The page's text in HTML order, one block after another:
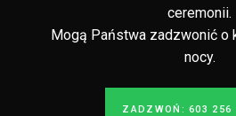
ceremonii.
Mogą Państwa zadzwonić o
nocy.
ZADZWOŃ: 603 256